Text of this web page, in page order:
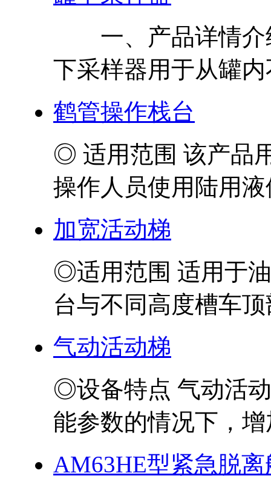
一、产品详情
下采样器用于从罐
鹤管操作栈台
◎ 适用范围 该产品
操作人员使用陆用
加宽活动梯
◎适用范围 适用于
台与不同高度槽车
气动活动梯
◎设备特点 气动活
能参数的情况下，
AM63HE型紧急脱